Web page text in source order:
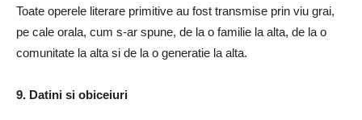
Toate operele literare primitive au fost transmise prin viu grai,
pe cale orala, cum s-ar spune, de la o familie la alta, de la o
comunitate la alta si de la o generatie la alta.
9. Datini si obiceiuri